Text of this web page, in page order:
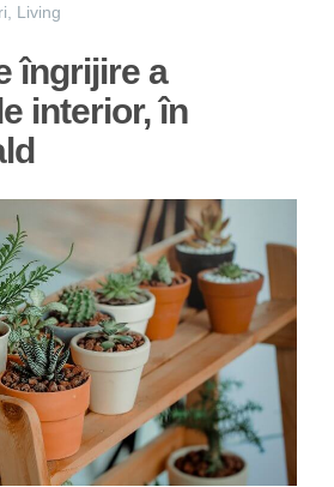
Living
îngrijire a
interior, în